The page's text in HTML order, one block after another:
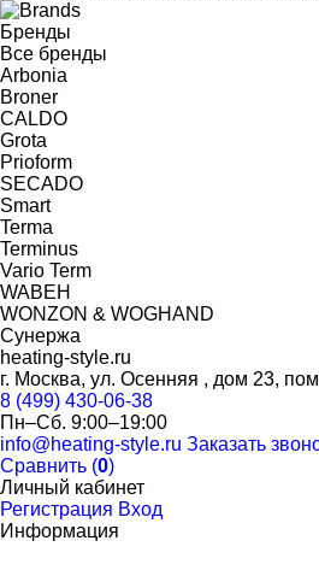
Бренды
Все бренды
Arbonia
Broner
CALDO
Grota
Prioform
SECADO
Smart
Terma
Terminus
Vario Term
WABEH
WONZON & WOGHAND
Сунержа
heating-style.ru
г. Москва, ул. Осенняя , дом 23,
8 (499) 430-06-38
Пн–Сб. 9:00–19:00
info@heating-style.ru Заказать
Сравнить (0)
Личный кабинет
Регистрация Вход
Информация